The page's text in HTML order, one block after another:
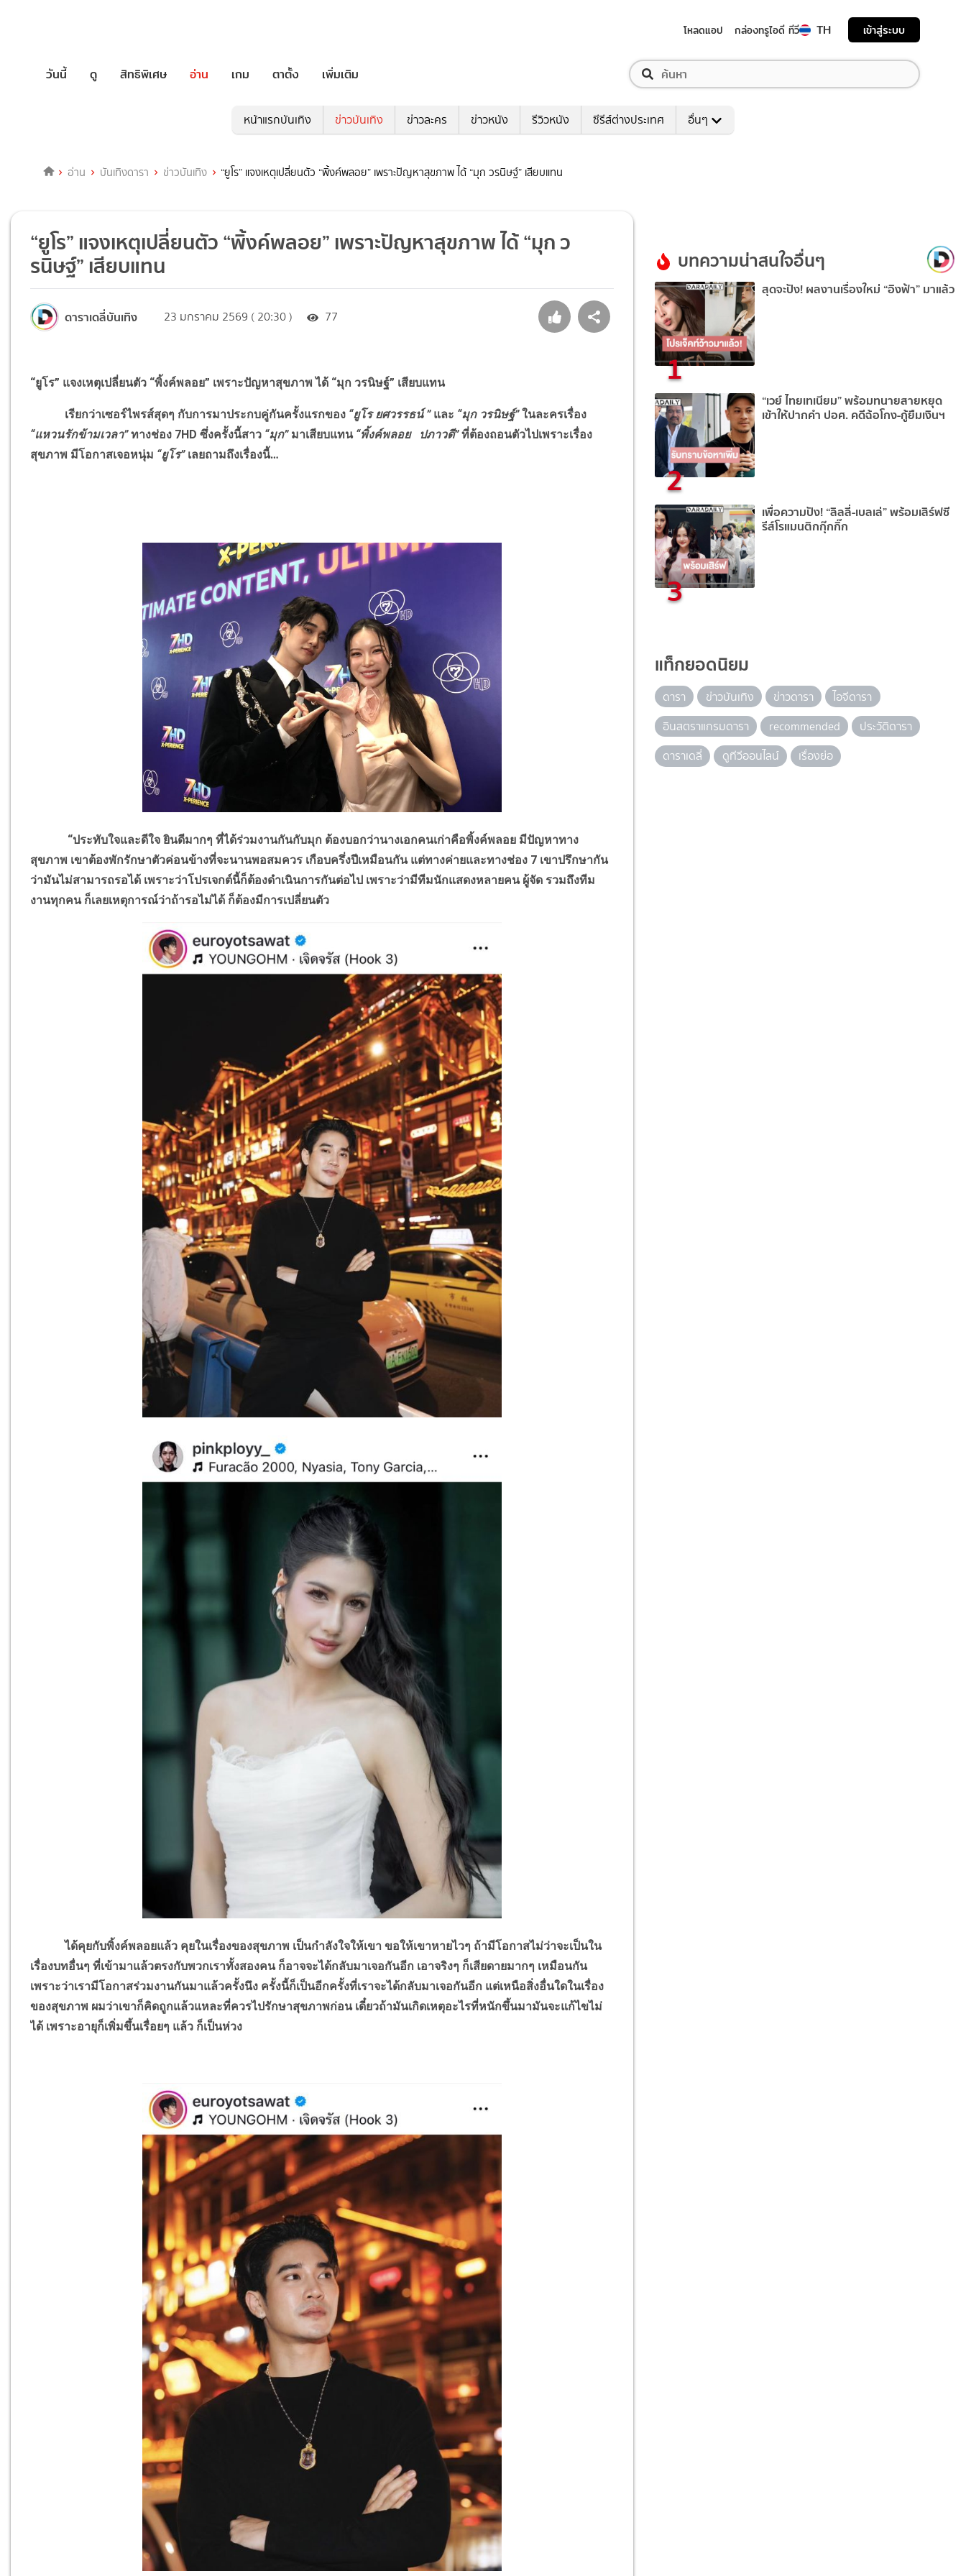
โหลดแอป กล่องทรูไอดี ทีวี TH เข้าสู่ระบบ
วันนี้ ดู สิทธิพิเศษ อ่าน เกม ตาตั้ง เพิ่มเติม
หน้าแรกบันเทิง ข่าวบันเทิง ข่าวละคร ข่าวหนัง รีวิวหนัง ซีรีส์ต่างประเทศ อื่นๆ
อ่าน บันเทิงดารา ข่าวบันเทิง “ยูโร” แจงเหตุเปลี่ยนตัว “พิ้งค์พลอย” เพราะปัญหาสุขภาพ ได้ “มุก วรนิษฐ์” เสียบแทน
“ยูโร” แจงเหตุเปลี่ยนตัว “พิ้งค์พลอย” เพราะปัญหาสุขภาพ ได้ “มุก ว
รนิษฐ์” เสียบแทน
ดาราเดลี่บันเทิง 23 มกราคม 2569 ( 20:30 ) 77
“ยูโร” แจงเหตุเปลี่ยนตัว “พิ้งค์พลอย” เพราะปัญหาสุขภาพ ได้ “มุก วรนิษฐ์” เสียบแทน
เรียกว่าเซอร์ไพรส์สุดๆ กับการมาประกบคู่กันครั้งแรกของ “ยูโร ยศวรรธน์ ”และ “มุก วรนิษฐ์”ในละครเรื่อง
“แหวนรักข้ามเวลา”ทางช่อง 7HD ซึ่งครั้งนี้สาว “มุก”มาเสียบแทน “พิ้งค์พลอย ปภาวดี”ที่ต้องถอนตัวไปเพราะเรื่อง
สุขภาพ มีโอกาสเจอหนุ่ม “ยูโร”เลยถามถึงเรื่องนี้…
“ประทับใจและดีใจ ยินดีมากๆ ที่ได้ร่วมงานกันกับมุก ต้องบอกว่านางเอกคนเก่าคือพิ้งค์พลอย มีปัญหาทาง
สุขภาพ เขาต้องพักรักษาตัวค่อนข้างที่จะนานพอสมควร เกือบครึ่งปีเหมือนกัน แต่ทางค่ายและทางช่อง 7 เขาปรึกษากัน
ว่ามันไม่สามารถรอได้ เพราะว่าโปรเจกต์นี้ก็ต้องดำเนินการกันต่อไป เพราะว่ามีทีมนักแสดงหลายคน ผู้จัด รวมถึงทีม
งานทุกคน ก็เลยเหตุการณ์ว่าถ้ารอไม่ได้ ก็ต้องมีการเปลี่ยนตัว
ได้คุยกับพิ้งค์พลอยแล้ว คุยในเรื่องของสุขภาพ เป็นกำลังใจให้เขา ขอให้เขาหายไวๆ ถ้ามีโอกาสไม่ว่าจะเป็นใน
เรื่องบทอื่นๆ ที่เข้ามาแล้วตรงกับพวกเราทั้งสองคน ก็อาจจะได้กลับมาเจอกันอีก เอาจริงๆ ก็เสียดายมากๆ เหมือนกัน
เพราะว่าเรามีโอกาสร่วมงานกันมาแล้วครั้งนึง ครั้งนี้ก็เป็นอีกครั้งที่เราจะได้กลับมาเจอกันอีก แต่เหนือสิ่งอื่นใดในเรื่อง
ของสุขภาพ ผมว่าเขาก็คิดถูกแล้วแหละที่ควรไปรักษาสุขภาพก่อน เดี๋ยวถ้ามันเกิดเหตุอะไรที่หนักขึ้นมามันจะแก้ไขไม่
ได้ เพราะอายุก็เพิ่มขึ้นเรื่อยๆ แล้ว ก็เป็นห่วง
บทความน่าสนใจอื่นๆ
1
สุดจะปัง! ผลงานเรื่องใหม่ “อิงฟ้า” มาแล้ว
2
“เวย์ ไทยเทเนียม” พร้อมทนายสายหยุด
เข้าให้ปากคำ ปอศ. คดีฉ้อโกง-กู้ยืมเงินฯ
3
เพื่อความปัง! “ลิลลี่-เบลเล่” พร้อมเสิร์ฟซี
รีส์โรแมนติกกุ๊กกิ๊ก
แท็กยอดนิยม
ดารา ข่าวบันเทิง ข่าวดารา
ไอจีดารา
อินสตราแกรมดารา
recommended
ประวัติดารา
ดาราเดลี่
ดูทีวีออนไลน์ เรื่องย่อ